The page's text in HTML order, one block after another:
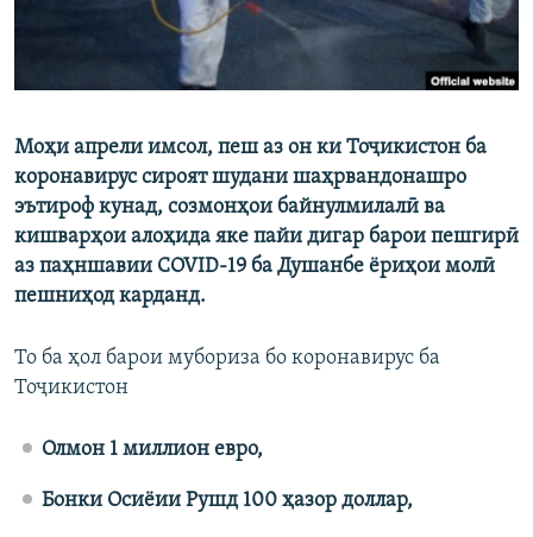
Моҳи апрели имсол, пеш аз он ки Тоҷикистон ба
коронавирус сироят шудани шаҳрвандонашро
эътироф кунад, созмонҳои байнулмилалӣ ва
кишварҳои алоҳида яке пайи дигар барои пешгирӣ
аз паҳншавии COVID-19 ба Душанбе ёриҳои молӣ
пешниҳод карданд.
То ба ҳол барои мубориза бо коронавирус ба
Тоҷикистон
Олмон 1 миллион евро,
Бонки Осиёии Рушд 100 ҳазор доллар,